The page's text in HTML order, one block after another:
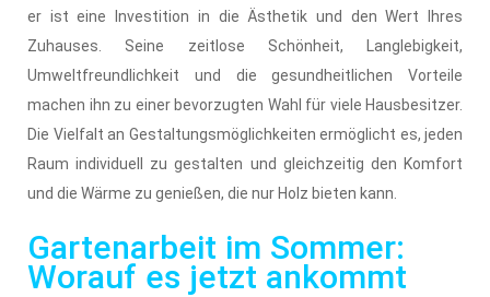
er ist eine Investition in die Ästhetik und den Wert Ihres
Zuhauses. Seine zeitlose Schönheit, Langlebigkeit,
Umweltfreundlichkeit und die gesundheitlichen Vorteile
machen ihn zu einer bevorzugten Wahl für viele Hausbesitzer.
Die Vielfalt an Gestaltungsmöglichkeiten ermöglicht es, jeden
Raum individuell zu gestalten und gleichzeitig den Komfort
und die Wärme zu genießen, die nur Holz bieten kann.
Gartenarbeit im Sommer:
Worauf es jetzt ankommt